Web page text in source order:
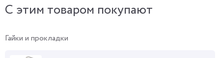
C этим товаром покупают
Гайки и прокладки